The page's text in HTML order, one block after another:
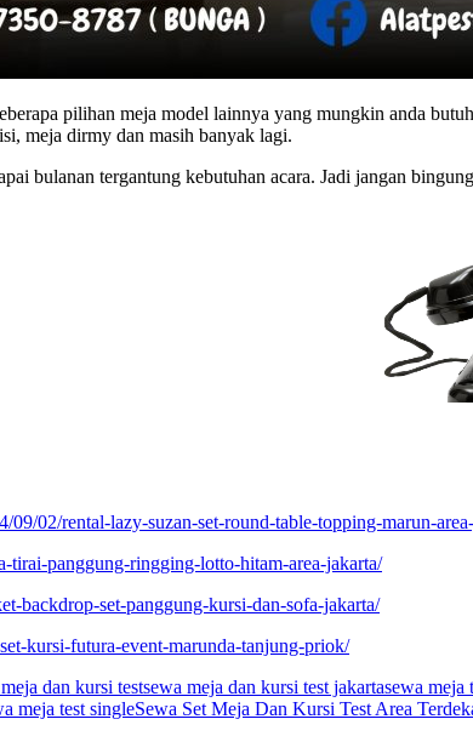
pilihan meja model lainnya yang mungkin anda
meja dirmy dan masih banyak lagi.
bulanan tergantung kebutuhan acara. Jadi jangan
09/02/rental-lazy-suzan-set-round-table-topping-marun-
tirai-panggung-ringging-lotto-hitam-area-jakarta/
backdrop-set-panggung-kursi-dan-sofa-jakarta/
kursi-futura-event-marunda-tanjung-priok/
dan kursi testsewa meja dan kursi test jakartasewa meja
meja test singleSewa Set Meja Dan Kursi Test Area